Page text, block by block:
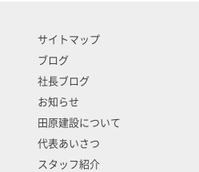
サイトマップ
ブログ
社長ブログ
お知らせ
田原建設について
代表あいさつ
スタッフ紹介